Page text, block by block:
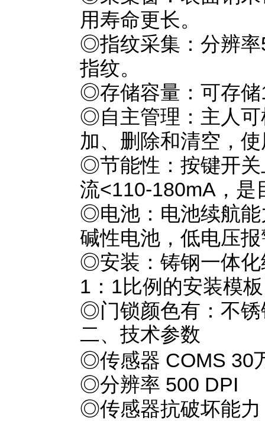
用寿命更长。
◎指纹采集：分辨率
指纹。
◎存储容量：可存储
◎自主管理：主人可
加、删除和清空，
◎节能性：按键开关
流<110-180mA，
◎电池：电池续航能
碱性电池，低电压
◎安装：铸钢一体化
1：1比例的安装模
◎门锁颜色有：不锈
二、技术参数
◎传感器 COMS 30
◎分辨率 500 DPI
◎传感器抗破坏能力